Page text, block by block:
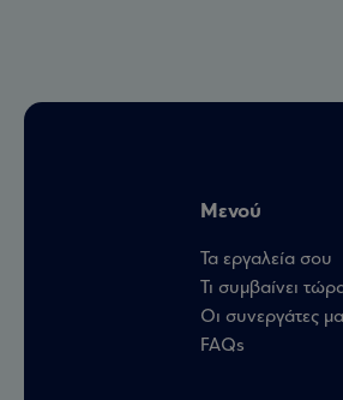
Μενού
Τα εργαλεία σου
Τι συμβαίνει
Οι συνεργάτες
FAQs